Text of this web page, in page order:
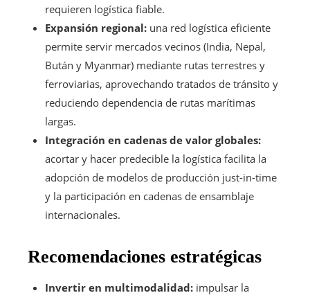
requieren logística fiable.
Expansión regional: una red logística eficiente
permite servir mercados vecinos (India, Nepal,
Bután y Myanmar) mediante rutas terrestres y
ferroviarias, aprovechando tratados de tránsito y
reduciendo dependencia de rutas marítimas
largas.
Integración en cadenas de valor globales:
acortar y hacer predecible la logística facilita la
adopción de modelos de producción just-in-time
y la participación en cadenas de ensamblaje
internacionales.
Recomendaciones estratégicas
Invertir en multimodalidad: impulsar la